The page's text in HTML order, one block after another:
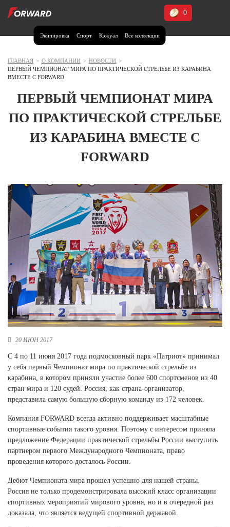
Экипировка Спорт Кэжуал Все коллекции
0
Москва и МО
Волгоградская область (1)
Курская область (1)
Москва и МО (14)
Нижегородская область (1)
Новосибирская область (3)
Омская область (5)
Республика Башкортостан (3)
Республика Крым (1)
Республика Татарстан (2)
Ростовская область (2)
Самарская область (1)
Санкт-Петербург и ЛО (3)
Свердловская область (5)
Северная Осетия (2)
Смоленская область (1)
Ставропольский край (5)
Тульская область (1)
Тюменская область (3)
Хакасия (1)
Ханты-Мансийский автономный округ (3)
Челябинская область (2)
Ямало-Ненецкий автономный округ (1)
Ярославская область (1)
ГЛАВНАЯ > О КОМПАНИИ > НОВОСТИ >
ПЕРВЫЙ ЧЕМПИОНАТ МИРА ПО ПРАКТИЧЕСКОЙ СТРЕЛЬБЕ ИЗ КАРАБИНА
ВМЕСТЕ С FORWARD
ПЕРВЫЙ ЧЕМПИОНАТ МИРА
ПО ПРАКТИЧЕСКОЙ СТРЕЛЬБЕ
ИЗ КАРАБИНА ВМЕСТЕ С
FORWARD
20 ИЮН 2017
С 4 по 11 июня 2017 года подмосковный парк «Патриот» принимал
у себя первый Чемпионат мира по практической стрельбе из
карабина, в котором приняли участие более 600 спортсменов из 40
стран мира и 120 судей. Россия, как страна-организатор,
представила самую большую сборную команду из 172 человек.
Компания FORWARD всегда активно поддерживает масштабные
спортивные события такого уровня. Поэтому с интересом приняла
предложение Федерации практической стрельбы России выступить
партнером первого Международного Чемпионата, право
проведения которого досталось России.
Дебют Чемпионата мира прошел успешно для нашей страны.
Россия не только продемонстрировала высокий класс организации
спортивных мероприятий мирового уровня, но и в очередной раз
доказала, что является ведущей спортивной державой.